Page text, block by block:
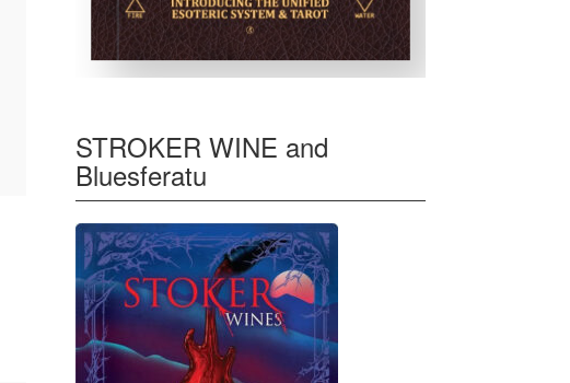
STROKER WINE and
Bluesferatu